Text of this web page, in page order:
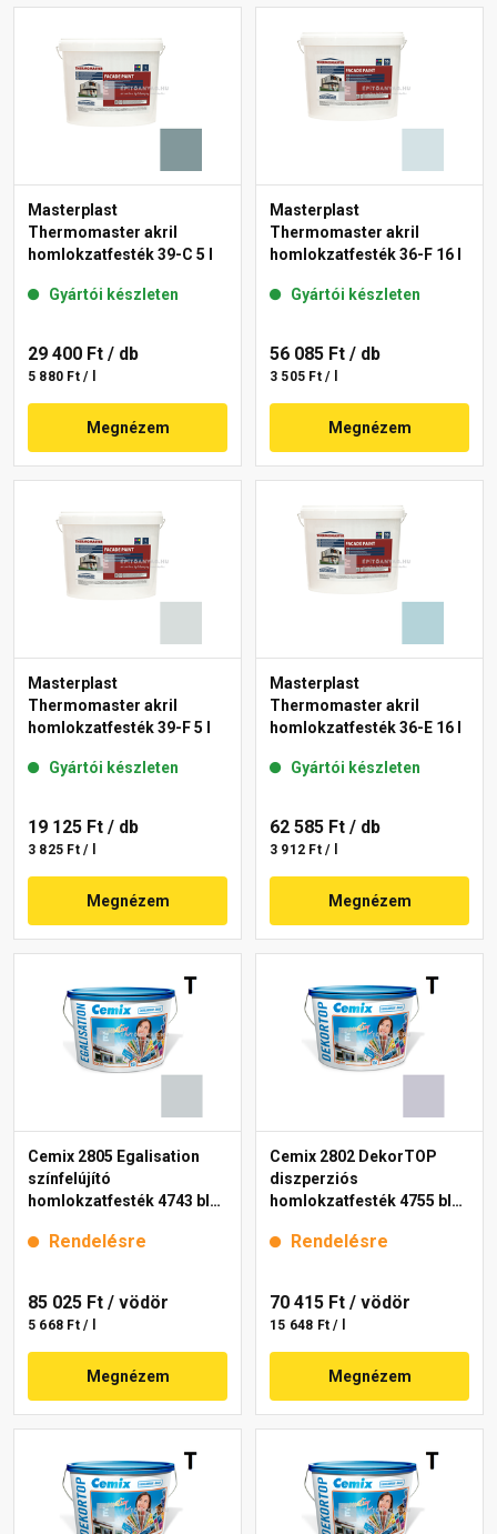
Masterplast
Thermomaster akril
homlokzatfesték 39-C 5 l
Gyártói készleten
29 400 Ft / db
5 880 Ft / l
Megnézem
Masterplast
Thermomaster akril
homlokzatfesték 36-F 16 l
Gyártói készleten
56 085 Ft / db
3 505 Ft / l
Megnézem
Masterplast
Thermomaster akril
homlokzatfesték 39-F 5 l
Gyártói készleten
19 125 Ft / db
3 825 Ft / l
Megnézem
Masterplast
Thermomaster akril
homlokzatfesték 36-E 16 l
Gyártói készleten
62 585 Ft / db
3 912 Ft / l
Megnézem
Cemix 2805 Egalisation
színfelújító
homlokzatfesték 4743 blue
Rendelésre
85 025 Ft / vödör
5 668 Ft / l
Megnézem
Cemix 2802 DekorTOP
diszperziós
homlokzatfesték 4755 blue
Rendelésre
70 415 Ft / vödör
15 648 Ft / l
Megnézem